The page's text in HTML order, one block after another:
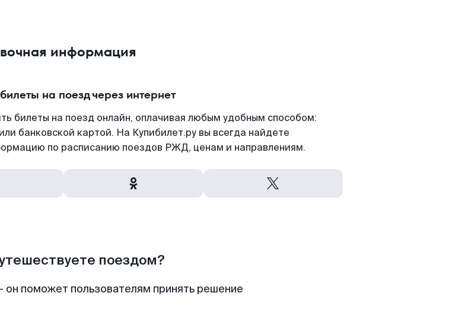
информация
на поезд через интернет
билеты на поезд онлайн, оплачивая любым удобным способом:
банковской картой. На Купибилет.ру вы всегда найдете
по расписанию поездов РЖД, ценам и направлениям.
поездом?
поможет пользователям принять решение